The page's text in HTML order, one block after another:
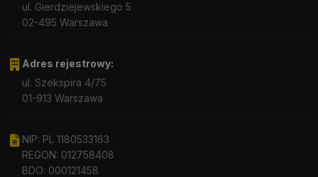
ul. Gierdziejewskiego 5
02-495 Warszawa
Adres rejestrowy:
ul. Szekspira 4/75
01-913 Warszawa
NIP: PL 1180533163
REGON: 012758408
BDO: 000121458